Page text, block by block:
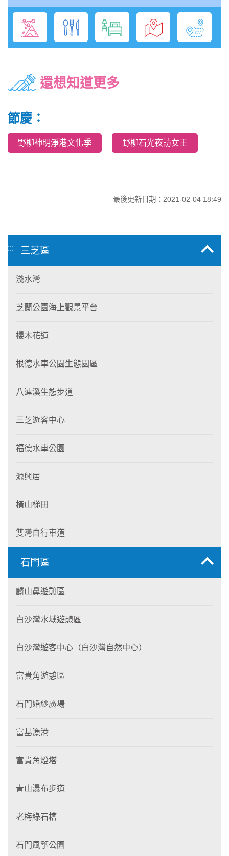
還想知道更多
節慶：
野柳神明淨港文化季 野柳石光夜訪女王
最後更新日期：2021-02-04 18:49
::: 三芝區
淺水灣
芝蘭公園海上觀景平台
櫻木花道
根德水車公園生態園區
八連溪生態步道
三芝遊客中心
福德水車公園
源興居
橫山梯田
雙灣自行車道
石門區
麟山鼻遊憩區
白沙灣水域遊憩區
白沙灣遊客中心（白沙灣自然中心）
富貴角遊憩區
石門婚紗廣場
富基漁港
富貴角燈塔
青山瀑布步道
老梅綠石槽
石門風箏公園